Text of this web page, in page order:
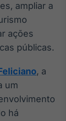
ampliar a
ações
públicas.
, a
um
há